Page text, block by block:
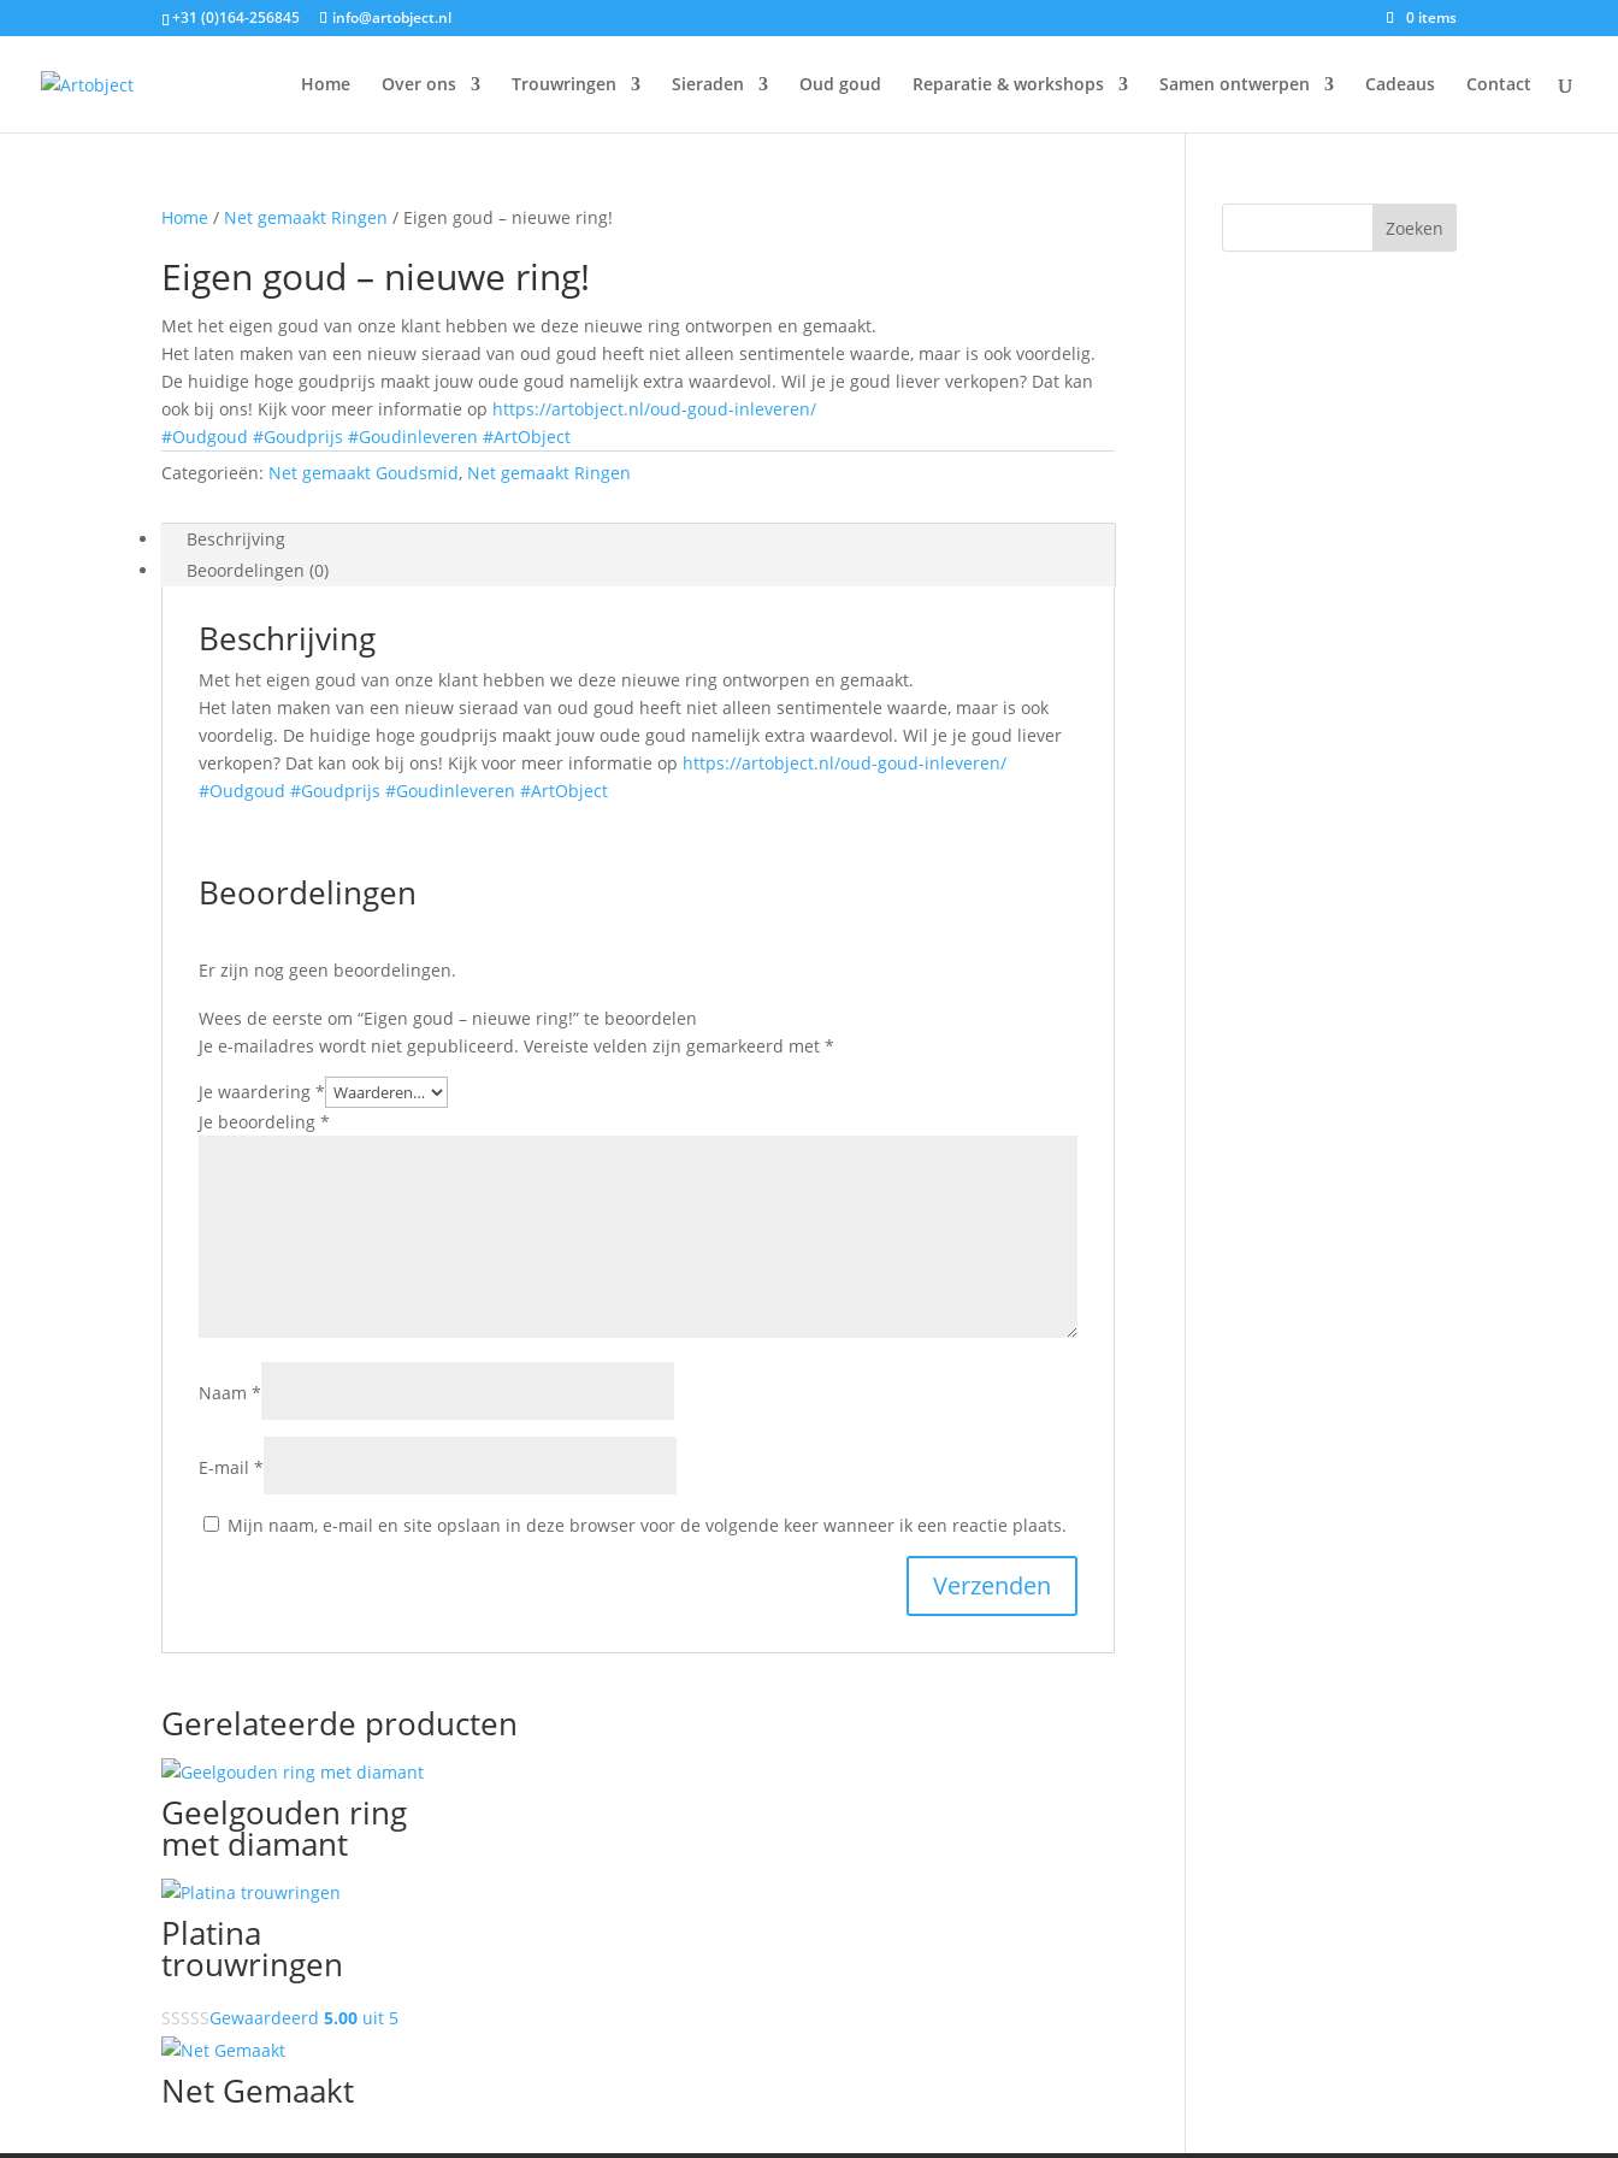
+31 (0)164-256845 info@artobject.nl 0 items
Home Over ons Trouwringen Sieraden Oud goud Reparatie & workshops Samen ontwerpen Cadeaus Contact
Home / Net gemaakt Ringen / Eigen goud – nieuwe ring!
Eigen goud – nieuwe ring!
Met het eigen goud van onze klant hebben we deze nieuwe ring ontworpen en gemaakt.
Het laten maken van een nieuw sieraad van oud goud heeft niet alleen sentimentele waarde, maar is ook voordelig.
De huidige hoge goudprijs maakt jouw oude goud namelijk extra waardevol. Wil je je goud liever verkopen? Dat kan
ook bij ons! Kijk voor meer informatie op https://artobject.nl/oud-goud-inleveren/
#Oudgoud #Goudprijs #Goudinleveren #ArtObject
Categorieën: Net gemaakt Goudsmid, Net gemaakt Ringen
Beschrijving
Beoordelingen (0)
Beschrijving
Met het eigen goud van onze klant hebben we deze nieuwe ring ontworpen en gemaakt.
Het laten maken van een nieuw sieraad van oud goud heeft niet alleen sentimentele waarde, maar is ook
voordelig. De huidige hoge goudprijs maakt jouw oude goud namelijk extra waardevol. Wil je je goud liever
verkopen? Dat kan ook bij ons! Kijk voor meer informatie op https://artobject.nl/oud-goud-inleveren/
#Oudgoud #Goudprijs #Goudinleveren #ArtObject
Beoordelingen
Er zijn nog geen beoordelingen.
Wees de eerste om “Eigen goud – nieuwe ring!” te beoordelen
Je e-mailadres wordt niet gepubliceerd. Vereiste velden zijn gemarkeerd met*
Je waardering*
Je beoordeling*
Naam*
E-mail*
Mijn naam, e-mail en site opslaan in deze browser voor de volgende keer wanneer ik een reactie plaats.
Gerelateerde producten
Geelgouden ring
met diamant
Platina
trouwringen
Gewaardeerd5.00 uit 5
Net Gemaakt